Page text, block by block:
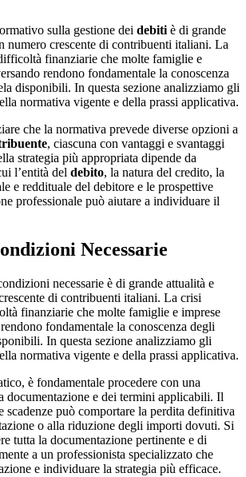
sulla gestione dei debitiè di grande
numero crescente di contribuenti italiani. La
finanziarie che molte famiglie e
rendono fondamentale la conoscenza
disponibili. In questa sezione analizziamo gli
normativa vigente e della prassi applicativa.
che la normativa prevede diverse opzioni a
, ciascuna con vantaggi e svantaggi
strategia più appropriata dipende da
l’entità del debito, la natura del credito, la
e reddituale del debitore e le prospettive
professionale può aiutare a individuare il
Necessarie
necessarie è di grande attualità e
di contribuenti italiani. La crisi
finanziarie che molte famiglie e imprese
fondamentale la conoscenza degli
In questa sezione analizziamo gli
normativa vigente e della prassi applicativa.
è fondamentale procedere con una
documentazione e dei termini applicabili. Il
scadenze può comportare la perdita definitiva
o alla riduzione degli importi dovuti. Si
tutta la documentazione pertinente e di
a un professionista specializzato che
e individuare la strategia più efficace.